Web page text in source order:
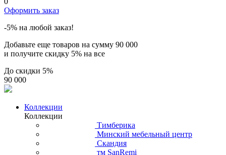
Оформить заказ
-5% на любой заказ!
Добавьте еще товаров на сумму 90 000
и получите скидку 5% на все
До скидки 5%
90 000
Коллекции
Коллекции
Тимберика
Минский мебельный центр
Скандия
тм SanRemi